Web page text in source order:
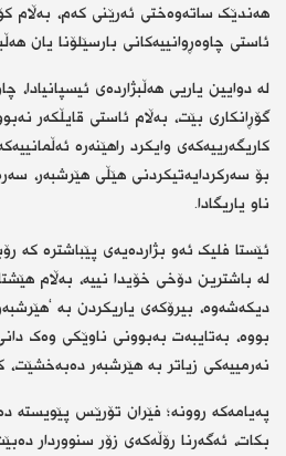
هەندێک ساتەوەختی ئەرێنی کەم، بەڵام
ئاستی چاوەڕوانییەکانی بارسێلۆنا یان
لە دوایین یاریی هەڵبژاردەی ئیسپانیادا،
گۆڕانکاری بێت، بەڵام ئاستی قایڵکەر
کاریگەرییەکەی وایکرد راهێنەرە
بۆ سەرکردایەتیکردنی هێڵی هێرشبەر،
ناو یاریگادا.
ئێستا فلیک ئەو بژاردەیەی پێباشترە کە
لە باشترین دۆخی خۆیدا نییە، بەڵام
دیکەشەوە، بیرۆکەی یاریکردن بە
بووە، بەتایبەت بەبوونی ناوێکی وەک
نەرمییەکی زیاتر بە هێرشبەر دەبەخشێت،
پەیامەکە روونە؛ فێران تۆرێس
بکات، ئەگەرنا رۆڵەکەی زۆر سنووردار